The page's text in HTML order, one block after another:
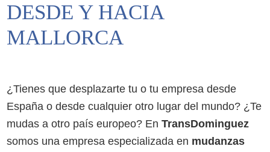
DESDE Y HACIA
MALLORCA
¿Tienes que desplazarte tu o tu empresa desde
España o desde cualquier otro lugar del mundo? ¿Te
mudas a otro país europeo? EnTransDominguez
somos una empresa especializada en mudanzas